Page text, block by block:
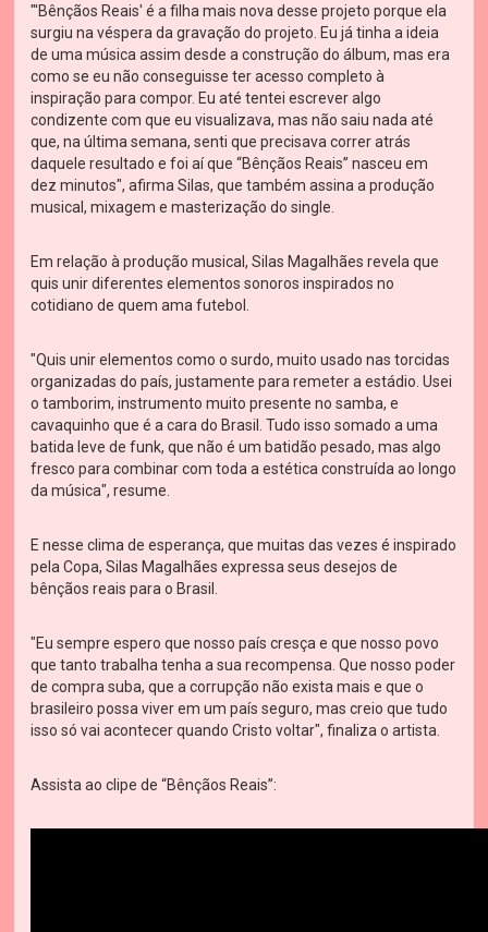
"'Bênçãos Reais' é a filha mais nova desse projeto porque ela
surgiu na véspera da gravação do projeto. Eu já tinha a ideia
de uma música assim desde a construção do álbum, mas era
como se eu não conseguisse ter acesso completo à
inspiração para compor. Eu até tentei escrever algo
condizente com que eu visualizava, mas não saiu nada até
que, na última semana, senti que precisava correr atrás
daquele resultado e foi aí que “Bênçãos Reais” nasceu em
dez minutos", afirma Silas, que também assina a produção
musical, mixagem e masterização do single.
Em relação à produção musical, Silas Magalhães revela que
quis unir diferentes elementos sonoros inspirados no
cotidiano de quem ama futebol.
"Quis unir elementos como o surdo, muito usado nas torcidas
organizadas do país, justamente para remeter a estádio. Usei
o tamborim, instrumento muito presente no samba, e
cavaquinho que é a cara do Brasil. Tudo isso somado a uma
batida leve de funk, que não é um batidão pesado, mas algo
fresco para combinar com toda a estética construída ao longo
da música", resume.
E nesse clima de esperança, que muitas das vezes é inspirado
pela Copa, Silas Magalhães expressa seus desejos de
bênçãos reais para o Brasil.
"Eu sempre espero que nosso país cresça e que nosso povo
que tanto trabalha tenha a sua recompensa. Que nosso poder
de compra suba, que a corrupção não exista mais e que o
brasileiro possa viver em um país seguro, mas creio que tudo
isso só vai acontecer quando Cristo voltar", finaliza o artista.
Assista ao clipe de “Bênçãos Reais”: